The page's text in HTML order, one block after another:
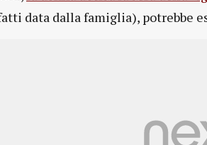
data dalla famiglia), potrebbe